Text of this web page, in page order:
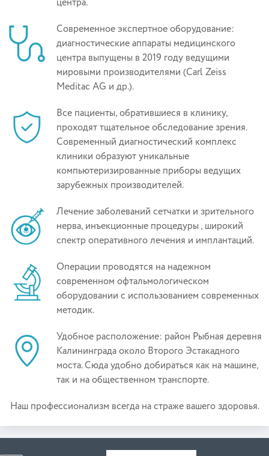
центра.
Современное экспертное оборудование:
диагностические аппараты медицинского
центра выпущены в 2019 году ведущими
мировыми производителями (Carl Zeiss
Meditac AG и др.).
Все пациенты, обратившиеся в клинику,
проходят тщательное обследование зрения.
Современный диагностический комплекс
клиники образуют уникальные
компьютеризированные приборы ведущих
зарубежных производителей.
Лечение заболеваний сетчатки и зрительного
нерва, инъекционные процедуры , широкий
спектр оперативного лечения и имплантаций.
Операции проводятся на надежном
современном офтальмологическом
оборудовании с использованием современных
методик.
Удобное расположение: район Рыбная деревня
Калининграда около Второго Эстакадного
моста. Сюда удобно добираться как на машине,
так и на общественном транспорте.
Наш профессионализм всегда на страже вашего здоровья.